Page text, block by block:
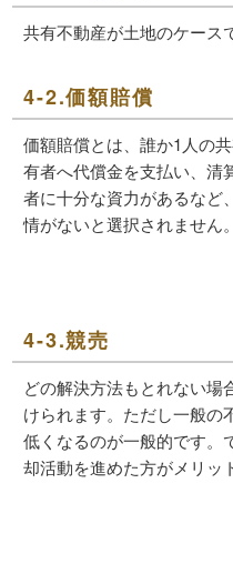
共有不動産が土地のケース
4-2.価額賠償
価額賠償とは、誰か1人の
有者へ代償金を支払い、清
者に十分な資力があるなど
情がないと選択されません。
4-3.競売
どの解決方法もとれない場
けられます。ただし一般の
低くなるのが一般的です。
却活動を進めた方がメリッ